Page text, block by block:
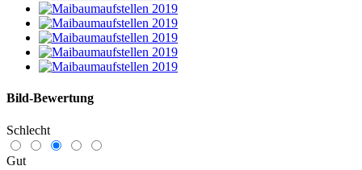
Bild-Bewertung
Schlecht
Gut